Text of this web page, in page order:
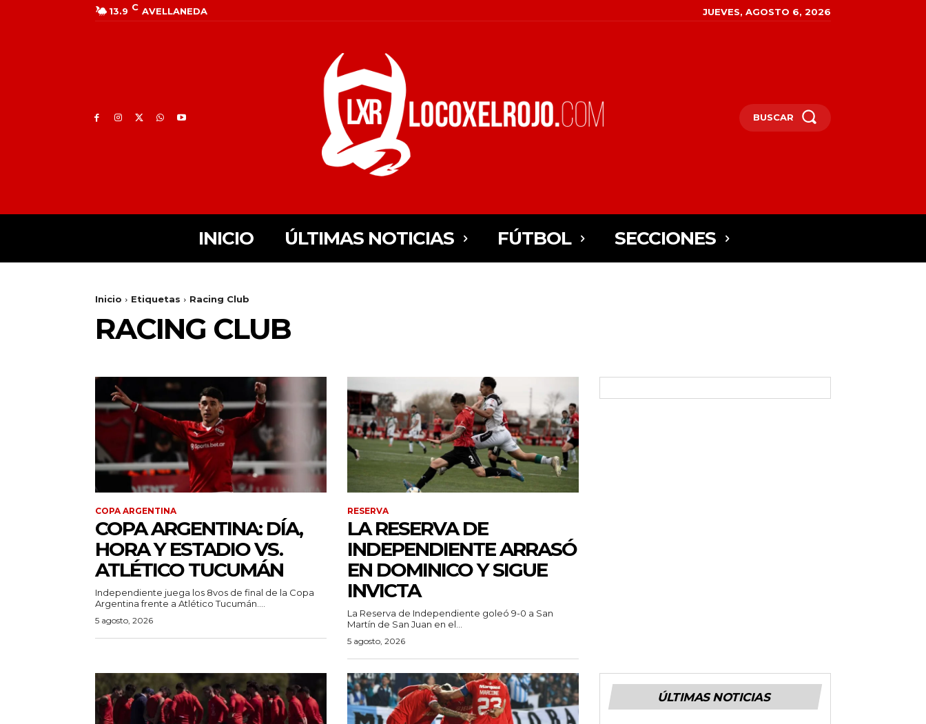
13.9 C AVELLANEDA JUEVES, AGOSTO 6, 2026
BUSCAR
INICIO ÚLTIMAS NOTICIAS FÚTBOL SECCIONES
Inicio Etiquetas Racing Club
RACING CLUB
COPA ARGENTINA
COPA ARGENTINA: DÍA,
HORA Y ESTADIO VS.
ATLÉTICO TUCUMÁN
Independiente juega los 8vos de final de la Copa
Argentina frente a Atlético Tucumán....
5 agosto, 2026
RESERVA
LA RESERVA DE
INDEPENDIENTE ARRASÓ
EN DOMINICO Y SIGUE
INVICTA
La Reserva de Independiente goleó 9-0 a San
Martín de San Juan en el...
5 agosto, 2026
ÚLTIMAS NOTICIAS